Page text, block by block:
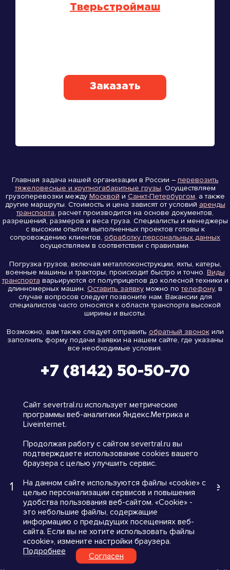
Тверьстроймаш
Заказать
Главная задача нашей организации в России – перевозить
тяжеловесные и крупногабаритные грузы. Осуществляем
грузоперевозки между Москвой и Санкт-Петербургом, а также
другие маршруты. Стоимость и цена зависят от условий аренды
транспорта, расчет производится на основе документов,
разрешений, размеров и веса груза. Специалисты и менеджеры
с высоким опытом выполненных проектов готовы к
сопровождению клиентов, обработку персональных данных
осуществляем в соответствии с правилами.
Погрузка грузов, включая металлоконструкции, яхты, катеры,
военные машины и тракторы, происходит быстро и точно. Виды
транспорта варьируются от полуприцепов до колесной техники и
длинномерных машин. Оставить заявку можно по телефону, в
случае вопросов следует позвоните нам. Вакансии для
специалистов часто относятся к области транспорта высокой
ширины и высоты.
Возможно, вам также следует отправить обратный звонокили
заполнить форму подачи заявки на нашем сайте, где указаны
все необходимые условия.
+7 (8142) 50-50-70
на карте
info@severtral.com
185033, Петрозаводск, Соломенское
шоссе, д. 7, пом. 4
Политика конфиденциальности
Пользовательское соглашение
Сайт severtral.ru использует метрические
программы веб-аналитики Яндекс.Метрика и
Liveinternet.
Продолжая работу с сайтом severtral.ru вы
подтверждаете использование cookies вашего
браузера с целью улучшить сервис.
На данном сайте используются файлы «cookie» с
целью персонализации сервисов и повышения
удобства пользования веб-сайтом. «Cookie» -
это небольшие файлы, содержащие
информацию о предыдущих посещениях веб-
сайта. Если вы не хотите использовать файлы
«cookie», измените настройки браузера.
Подробнее
Согласен